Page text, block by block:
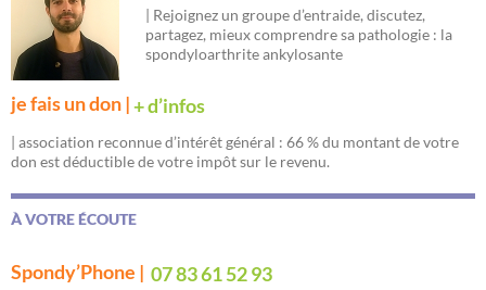
| Rejoignez un groupe d’entraide, discutez,
partagez, mieux comprendre sa pathologie : la
spondyloarthrite ankylosante
je fais un don |+ d’infos
| association reconnue d’intérêt général : 66 % du montant de votre
don est déductible de votre impôt sur le revenu.
À VOTRE ÉCOUTE
Spondy’Phone | 07 83 61 52 93